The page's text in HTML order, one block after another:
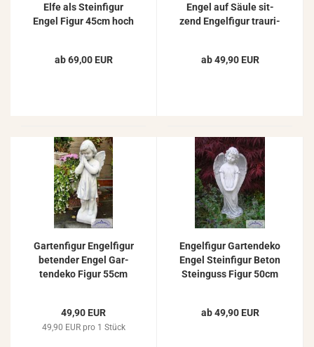
Elfe als Stein­fi­gur
Engel Figur 45cm hoch
ab 69,00 EUR
Engel auf Säule sit­
zend En­gel­fi­gur trau­ri­
ab 49,90 EUR
Gar­ten­fi­gur En­gel­fi­gur
be­ten­der Engel Gar­
ten­de­ko Figur 55cm
49,90 EUR
49,90 EUR pro 1 Stück
En­gel­fi­gur Gar­ten­de­ko
Engel Stein­fi­gur Beton
Stein­guss Figur 50cm
ab 49,90 EUR